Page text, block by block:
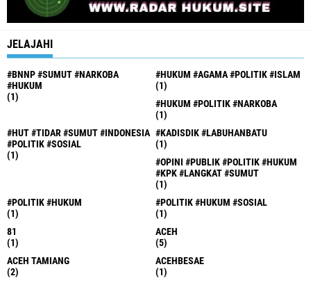
JELAJAHI
#BNNP #SUMUT #NARKOBA
#HUKUM
(1)
#HUKUM #AGAMA #POLITIK #ISLAM
(1)
#HUKUM #POLITIK #NARKOBA
(1)
#HUT #TIDAR #SUMUT #INDONESIA
#POLITIK #SOSIAL
(1)
#KADISDIK #LABUHANBATU
(1)
#OPINI #PUBLIK #POLITIK #HUKUM
#KPK #LANGKAT #SUMUT
(1)
#POLITIK #HUKUM
(1)
#POLITIK #HUKUM #SOSIAL
(1)
81
(1)
ACEH
(5)
ACEH TAMIANG
(2)
ACEHBESAE
(1)